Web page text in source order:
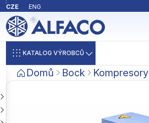
CZE ENG
KATALOG VÝROBCŮ
Domů Bock Kompresory